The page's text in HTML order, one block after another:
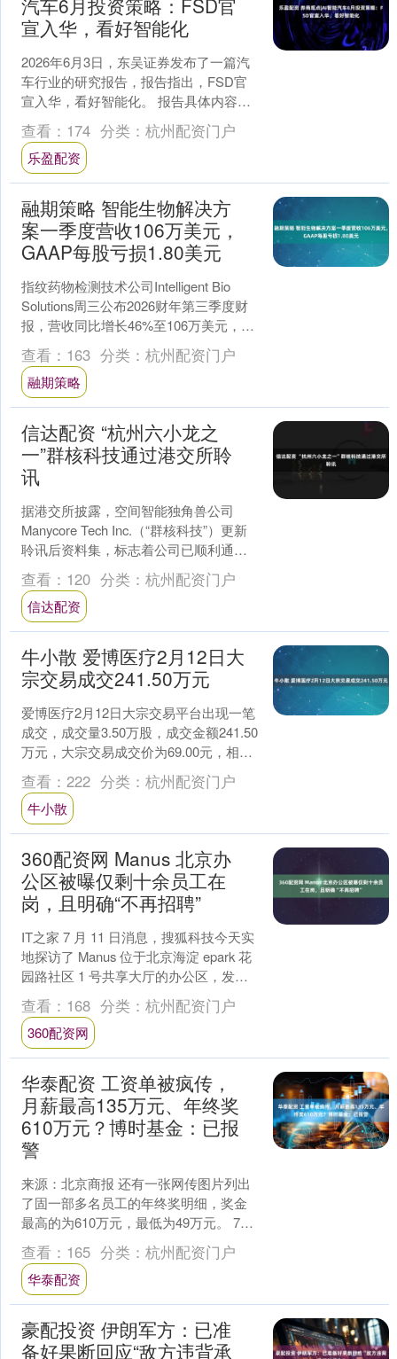
汽车6月投资策略：FSD官
宣入华，看好智能化
2026年6月3日，东吴证券发布了一篇汽
车行业的研究报告，报告指出，FSD官
宣入华，看好智能化。 报告具体内容如
下： 5月智能化边际变化总结：L4政策规
范，特斯....
查看： 174 分类： 杭州配资门户
乐盈配资
融期策略 智能生物解决方
案一季度营收106万美元，
GAAP每股亏损1.80美元
指纹药物检测技术公司Intelligent Bio
Solutions周三公布2026财年第三季度财
报，营收同比增长46%至106万美元，
GAAP每股亏损1.8....
查看： 163 分类： 杭州配资门户
融期策略
信达配资 “杭州六小龙之
一”群核科技通过港交所聆
讯
据港交所披露，空间智能独角兽公司
Manycore Tech Inc.（“群核科技”）更新
聆讯后资料集，标志着公司已顺利通过
港交所上市聆讯。若顺利完成挂牌，群
核科....
查看： 120 分类： 杭州配资门户
信达配资
牛小散 爱博医疗2月12日大
宗交易成交241.50万元
爱博医疗2月12日大宗交易平台出现一笔
成交，成交量3.50万股，成交金额241.50
万元，大宗交易成交价为69.00元，相对
今日收盘价溢价15.10%。该笔交易....
查看： 222 分类： 杭州配资门户
牛小散
360配资网 Manus 北京办
公区被曝仅剩十余员工在
岗，且明确“不再招聘”
IT之家 7 月 11 日消息，搜狐科技今天实
地探访了 Manus 位于北京海淀 epark 花
园路社区 1 号共享大厅的办公区，发现
该区域仅剩十几人在工作。 ....
查看： 168 分类： 杭州配资门户
360配资网
华泰配资 工资单被疯传，
月薪最高135万元、年终奖
610万元？博时基金：已报
警
来源：北京商报 还有一张网传图片列出
了固一部多名员工的年终奖明细，奖金
最高的为610万元，最低为49万元。 7月
15日晚，“博时基金内部工资数据库遭泄
露”一事在....
查看： 165 分类： 杭州配资门户
华泰配资
豪配投资 伊朗军方：已准
备好果断回应“敌方违背承